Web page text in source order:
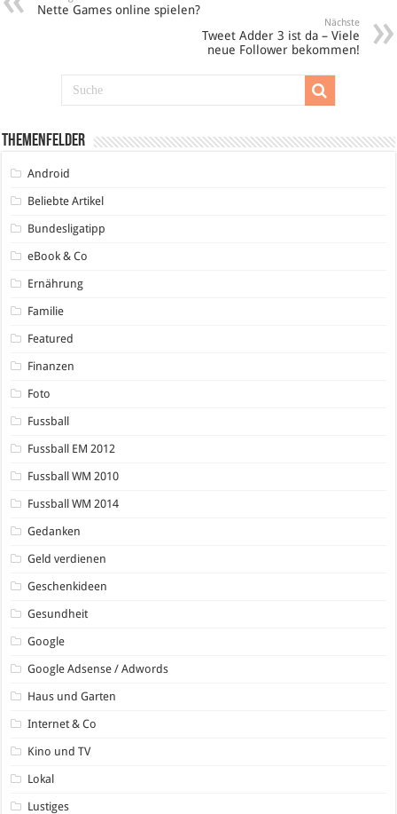
Nette Games online spielen?
Nächste
Tweet Adder 3 ist da – Viele
neue Follower bekommen!
Themenfelder
Android
Beliebte Artikel
Bundesligatipp
eBook & Co
Ernährung
Familie
Featured
Finanzen
Foto
Fussball
Fussball EM 2012
Fussball WM 2010
Fussball WM 2014
Gedanken
Geld verdienen
Geschenkideen
Gesundheit
Google
Google Adsense / Adwords
Haus und Garten
Internet & Co
Kino und TV
Lokal
Lustiges